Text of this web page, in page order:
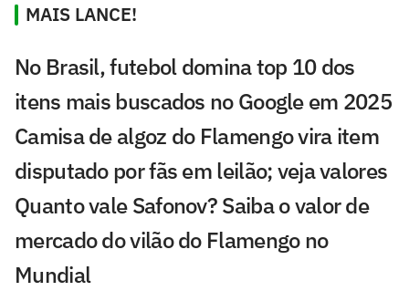
MAIS LANCE!
No Brasil, futebol domina top 10 dos
itens mais buscados no Google em 2025
Camisa de algoz do Flamengo vira item
disputado por fãs em leilão; veja valores
Quanto vale Safonov? Saiba o valor de
mercado do vilão do Flamengo no
Mundial